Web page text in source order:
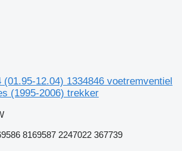
12.04) 1334846 voetremventiel
(1995-2006) trekker
8169587 2247022 367739